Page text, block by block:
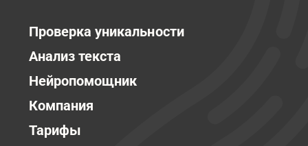
Проверка уникальности
Анализ текста
Нейропомощник
Компания
Тарифы